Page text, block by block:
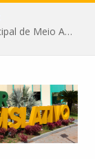
Câmara recebe palestra da Secretária Municipal de Meio Ambiente sobre as ações da “SEMANA DO MEIO AMBIENTE”